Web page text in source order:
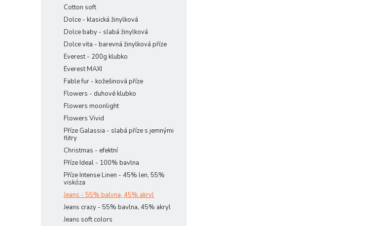
Cotton soft
Dolce - klasická žinylková
Dolce baby - slabá žinylková
Dolce vita - barevná žinylková příze
Everest - 200g klubko
Everest MAXI
Fable fur - kožešinová příze
Flowers - duhové klubko
Flowers moonlight
Flowers Vivid
Příze Galassia - slabá příze s jemnými
flitry
Christmas - efektní
Příze Ideal - 100% bavlna
Příze Intense Linen - 45% len, 55%
viskóza
Jeans - 55% balvna, 45% akryl
Jeans crazy - 55% bavlna, 45% akryl
Jeans soft colors